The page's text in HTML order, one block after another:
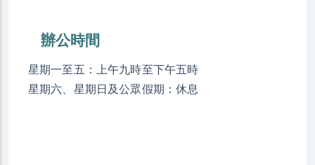
辦公時間
星期一至五：上午九時至下午五時
星期六、星期日及公眾假期：休息